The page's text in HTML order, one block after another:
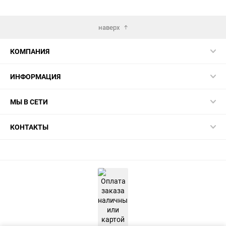
наверх
КОМПАНИЯ
ИНФОРМАЦИЯ
МЫ В СЕТИ
КОНТАКТЫ